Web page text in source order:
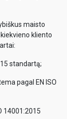
maisto
kliento
standartą;
pagal EN ISO
14001:2015